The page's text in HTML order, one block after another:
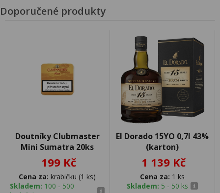
Doporučené produkty
Doutníky Clubmaster
Mini Sumatra 20ks
199 Kč
Cena za: krabičku (1 ks)
Skladem: 100 - 500
El Dorado 15YO 0,7l 43%
(karton)
1 139 Kč
Cena za: 1 ks
Skladem: 5 - 50 ks